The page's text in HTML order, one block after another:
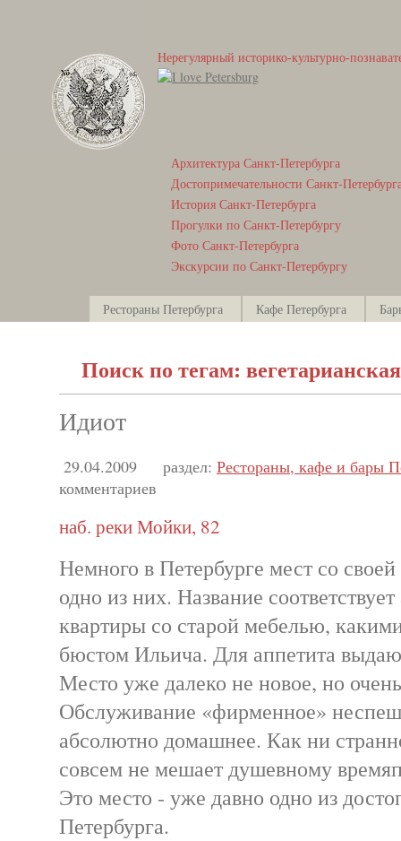
Нерегулярный историко-культурно-
Архитектура Санкт-Петербурга
Достопримечательности Санкт-
История Санкт-Петербурга
Прогулки по Санкт-Петербургу
Фото Санкт-Петербурга
Экскурсии по Санкт-Петербургу
Рестораны Петербурга Кафе Петербурга
Поиск по тегам:
Идиот
29.04.2009 раздел: Рестораны, кафе и бары
комментариев
наб. реки Мойки, 82
Немного в Петербурге мест со
одно из них. Название
квартиры со старой мебелью,
бюстом Ильича. Для аппетита
Место уже далеко не новое, но
Обслуживание «фирменное»
абсолютно домашнее. Как ни
совсем не мешает душевному
Это место - уже давно одно из
Петербурга.